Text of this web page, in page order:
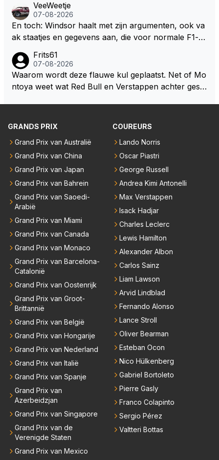
aar voordragen uit eigen geest. Kan mij voorstellen d
at je het leuk vindt sprookjes te luisteren maar heb jij
jezelf dan ook wel eens afgevraagd of de dappere b
ze wolff gesneden heeft?
VeeWeetje
07-08-2026
En toch: Windsor haalt met zijn argumenten, ook va
ak staatjes en gegevens aan, die voor normale F1-fa
okies made of your own dough" 🤣
Frits61
07-08-2026
Waarom wordt deze flauwe kul geplaatst. Net of Mo
ntoya weet wat Red Bull en Verstappen achter geslo
GRANDS PRIX
Grand Prix van Australië
Grand Prix van China
Grand Prix van Japan
Grand Prix van Bahrein
Grand Prix van Saoedi-
Arabië
Grand Prix van Miami
Grand Prix van Canada
Grand Prix van Monaco
Grand Prix van Barcelona-
Catalonië
Grand Prix van Oostenrijk
Grand Prix van Groot-
Brittannië
Grand Prix van België
Grand Prix van Hongarije
Grand Prix van Nederland
Grand Prix van Italië
Grand Prix van Spanje
Grand Prix van
Azerbeidzjan
Grand Prix van Singapore
Grand Prix van de
Verenigde Staten
Grand Prix van Mexico
COUREURS
Lando Norris
Oscar Piastri
George Russell
Andrea Kimi Antonelli
Max Verstappen
Isack Hadjar
Charles Leclerc
Lewis Hamilton
Alexander Albon
Carlos Sainz
Liam Lawson
Arvid Lindblad
Fernando Alonso
Lance Stroll
Oliver Bearman
Esteban Ocon
Nico Hülkenberg
Gabriel Bortoleto
Pierre Gasly
Franco Colapinto
Sergio Pérez
Valtteri Bottas